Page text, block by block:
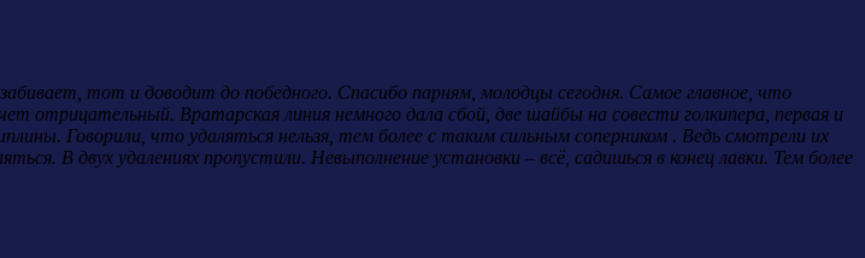
тот и доводит до победного. Спасибо парням, молодцы сегодня. Самое главное, что
отрицательный. Вратарская линия немного дала сбой, две шайбы на совести голкипера, первая и
Говорили, что удаляться нельзя, тем более с таким сильным соперником . Ведь смотрели их
В двух удалениях пропустили. Невыполнение установки – всё, садишься в конец лавки. Тем более